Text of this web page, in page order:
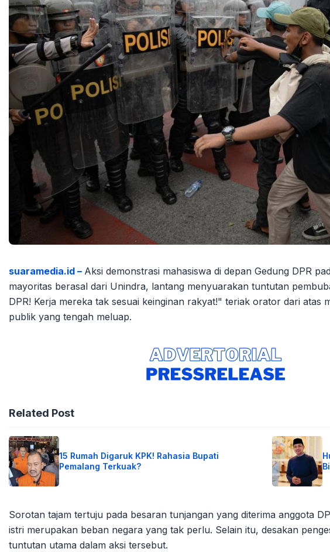
suaramedia.id – Aksi demonstrasi mahasiswa di depan Gedung DPR
mayoritas berasal dari Unindra, lantang menyuarakan tuntutan
DPR! Kerja mereka tak sesuai keinginan rakyat!" teriak orator dari atas
publik yang tengah meluap.
Related Post
15 Rumah Digaruk KPK! Rahasia Bupati
Pemalang Terkuak?
Sorotan tajam tertuju pada besaran tunjangan yang diterima anggota
istri merupakan beban negara yang tak perlu. Selain itu, desakan
tuntutan utama dalam aksi tersebut.